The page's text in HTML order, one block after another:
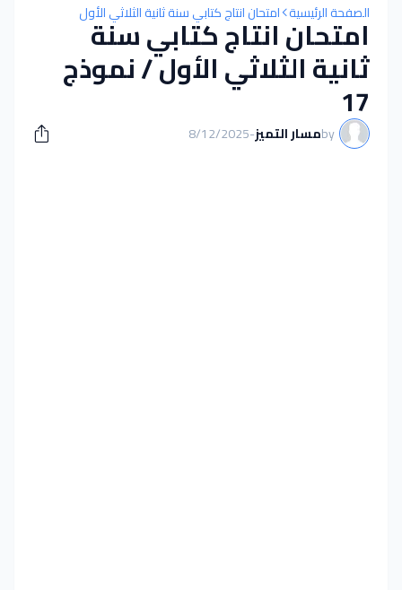
الصفحة الرئيسية امتحان انتاج كتابي سنة ثانية الثلاثي الأول
امتحان انتاج كتابي سنة
ثانية الثلاثي الأول / نموذج
17
byمسار التميز-
8/12/2025